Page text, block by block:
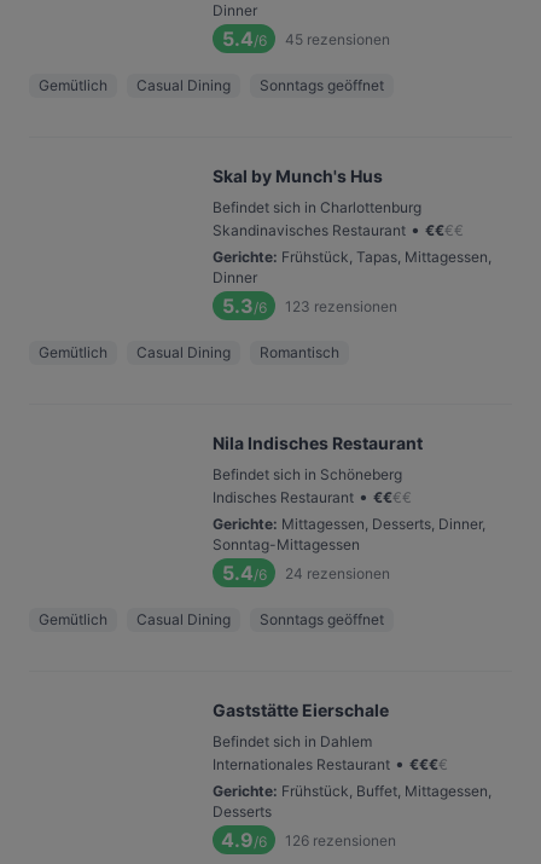
Dinner
5.4/6 45 rezensionen
Gemütlich Casual Dining Sonntags geöffnet
Skal by Munch's Hus
Befindet sich in Charlottenburg
Skandinavisches Restaurant • €€€€
Gerichte: Frühstück, Tapas, Mittagessen,
Dinner
5.3/6 123 rezensionen
Gemütlich Casual Dining Romantisch
Nila Indisches Restaurant
Befindet sich in Schöneberg
Indisches Restaurant • €€€€
Gerichte: Mittagessen, Desserts, Dinner,
Sonntag-Mittagessen
5.4/6 24 rezensionen
Gemütlich Casual Dining Sonntags geöffnet
Gaststätte Eierschale
Befindet sich in Dahlem
Internationales Restaurant • €€€€
Gerichte: Frühstück, Buffet, Mittagessen,
Desserts
4.9/6 126 rezensionen